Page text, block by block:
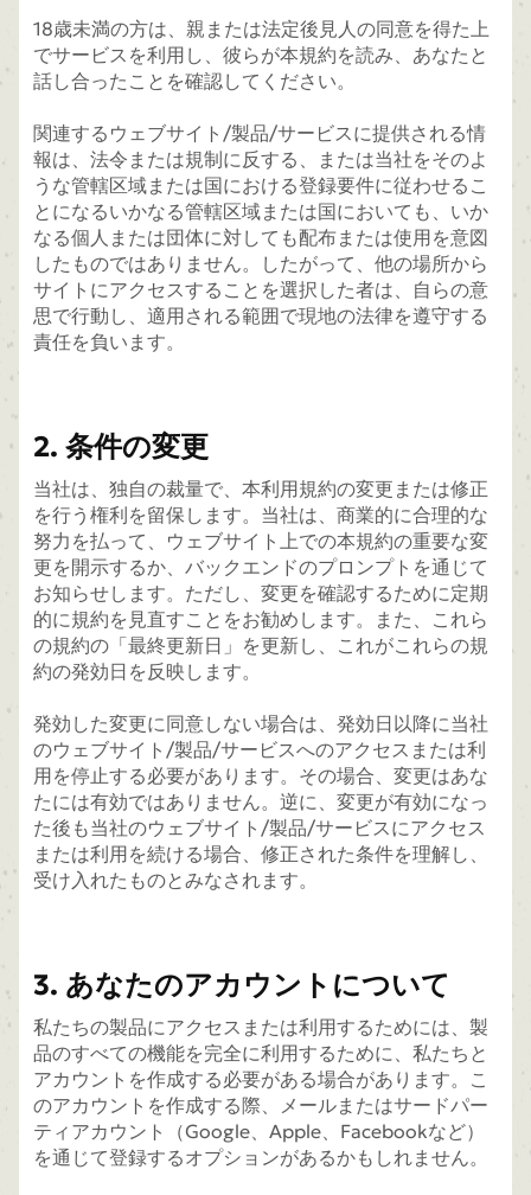
18歳未満の方は、親または法定後見人の同意を得た上
でサービスを利用し、彼らが本規約を読み、あなたと
話し合ったことを確認してください。
関連するウェブサイト/製品/サービスに提供される情
報は、法令または規制に反する、または当社をそのよ
うな管轄区域または国における登録要件に従わせるこ
とになるいかなる管轄区域または国においても、いか
なる個人または団体に対しても配布または使用を意図
したものではありません。したがって、他の場所から
サイトにアクセスすることを選択した者は、自らの意
思で行動し、適用される範囲で現地の法律を遵守する
責任を負います。
2. 条件の変更
当社は、独自の裁量で、本利用規約の変更または修正
を行う権利を留保します。当社は、商業的に合理的な
努力を払って、ウェブサイト上での本規約の重要な変
更を開示するか、バックエンドのプロンプトを通じて
お知らせします。ただし、変更を確認するために定期
的に規約を見直すことをお勧めします。また、これら
の規約の「最終更新日」を更新し、これがこれらの規
約の発効日を反映します。
発効した変更に同意しない場合は、発効日以降に当社
のウェブサイト/製品/サービスへのアクセスまたは利
用を停止する必要があります。その場合、変更はあな
たには有効ではありません。逆に、変更が有効になっ
た後も当社のウェブサイト/製品/サービスにアクセス
または利用を続ける場合、修正された条件を理解し、
受け入れたものとみなされます。
3. あなたのアカウントについて
私たちの製品にアクセスまたは利用するためには、製
品のすべての機能を完全に利用するために、私たちと
アカウントを作成する必要がある場合があります。こ
のアカウントを作成する際、メールまたはサードパー
ティアカウント（Google、Apple、Facebookなど）
を通じて登録するオプションがあるかもしれません。